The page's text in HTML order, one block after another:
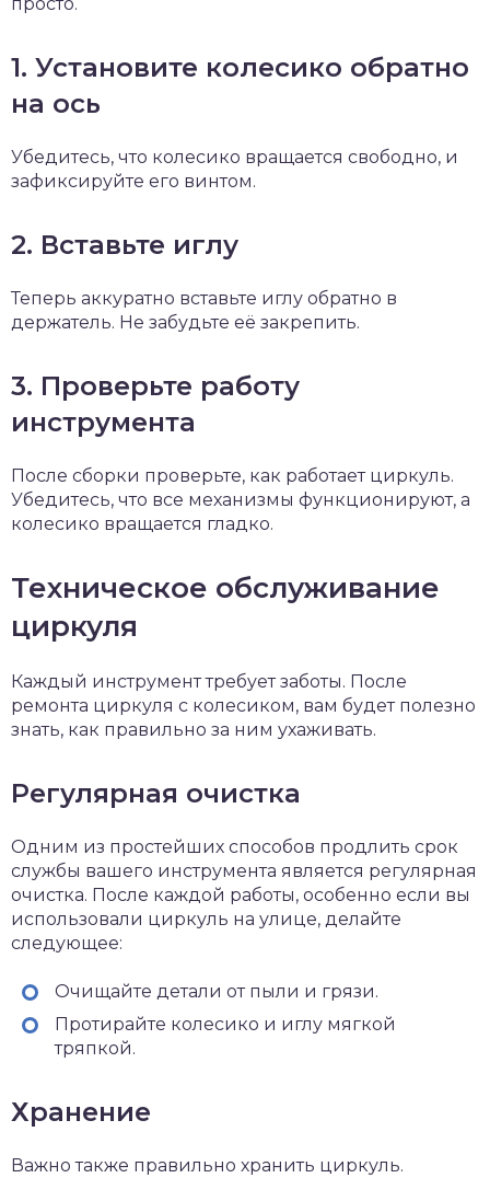
1. Установите колесико обратно
на ось
Убедитесь, что колесико вращается свободно, и
зафиксируйте его винтом.
2. Вставьте иглу
Теперь аккуратно вставьте иглу обратно в
держатель. Не забудьте её закрепить.
3. Проверьте работу
инструмента
После сборки проверьте, как работает циркуль.
Убедитесь, что все механизмы функционируют, а
колесико вращается гладко.
Техническое обслуживание
циркуля
Каждый инструмент требует заботы. После
ремонта циркуля с колесиком, вам будет полезно
знать, как правильно за ним ухаживать.
Регулярная очистка
Одним из простейших способов продлить срок
службы вашего инструмента является регулярная
очистка. После каждой работы, особенно если вы
использовали циркуль на улице, делайте
следующее:
Очищайте детали от пыли и грязи.
Протирайте колесико и иглу мягкой
тряпкой.
Хранение
Важно также правильно хранить циркуль.